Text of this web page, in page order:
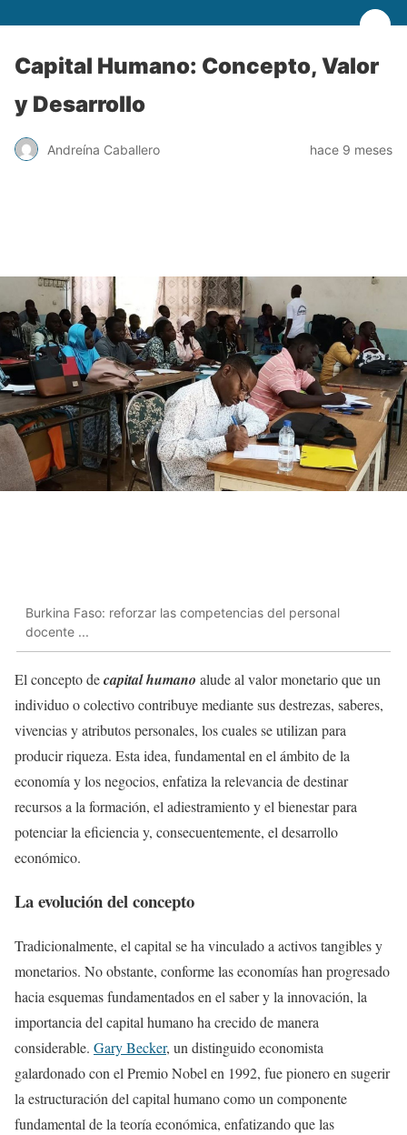
Capital Humano: Concepto, Valor
y Desarrollo
Andreína Caballero hace 9 meses
Burkina Faso: reforzar las competencias del personal
docente ...
El concepto decapital humano alude al valor monetario que un
individuo o colectivo contribuye mediante sus destrezas, saberes,
vivencias y atributos personales, los cuales se utilizan para
producir riqueza. Esta idea, fundamental en el ámbito de la
economía y los negocios, enfatiza la relevancia de destinar
recursos a la formación, el adiestramiento y el bienestar para
potenciar la eficiencia y, consecuentemente, el desarrollo
económico.
La evolución del concepto
Tradicionalmente, el capital se ha vinculado a activos tangibles y
monetarios. No obstante, conforme las economías han progresado
hacia esquemas fundamentados en el saber y la innovación, la
importancia del capital humano ha crecido de manera
considerable. Gary Becker, un distinguido economista
galardonado con el Premio Nobel en 1992, fue pionero en sugerir
la estructuración del capital humano como un componente
fundamental de la teoría económica, enfatizando que las